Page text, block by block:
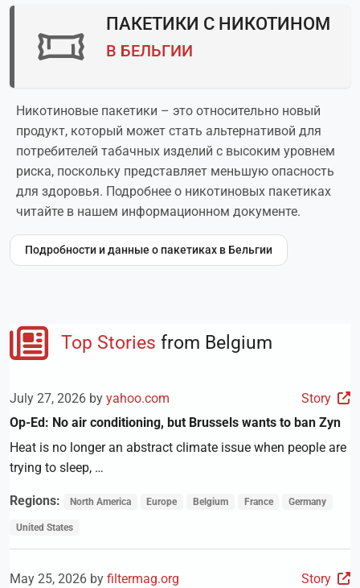
ПАКЕТИКИ С НИКОТИНОМ
В БЕЛЬГИИ
Никотиновые пакетики – это относительно новый
продукт, который может стать альтернативой для
потребителей табачных изделий с высоким уровнем
риска, поскольку представляет меньшую опасность
для здоровья. Подробнее о никотиновых пакетиках
читайте в нашем информационном документе.
Подробности и данные о пакетиках в Бельгии
Top Stories from Belgium
July 27, 2026 by yahoo.com
Story
Op-Ed: No air conditioning, but Brussels wants to ban Zyn
Heat is no longer an abstract climate issue when people are
trying to sleep, …
Regions: North America Europe Belgium France Germany
United States
May 25, 2026 by filtermag.org
Story